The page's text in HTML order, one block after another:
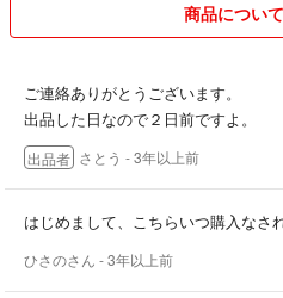
商品につい
ご連絡ありがとうございます。
出品した日なので２日前ですよ。
出品者 さとう - 3年以上前
はじめまして、こちらいつ購入なさ
ひさのさん - 3年以上前